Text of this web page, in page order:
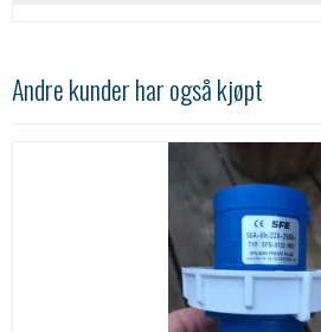
Andre kunder har også kjøpt